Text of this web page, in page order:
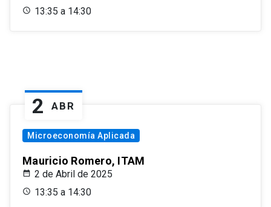
13:35 a 14:30
2 ABR
Microeconomía Aplicada
Mauricio Romero, ITAM
2 de Abril de 2025
13:35 a 14:30